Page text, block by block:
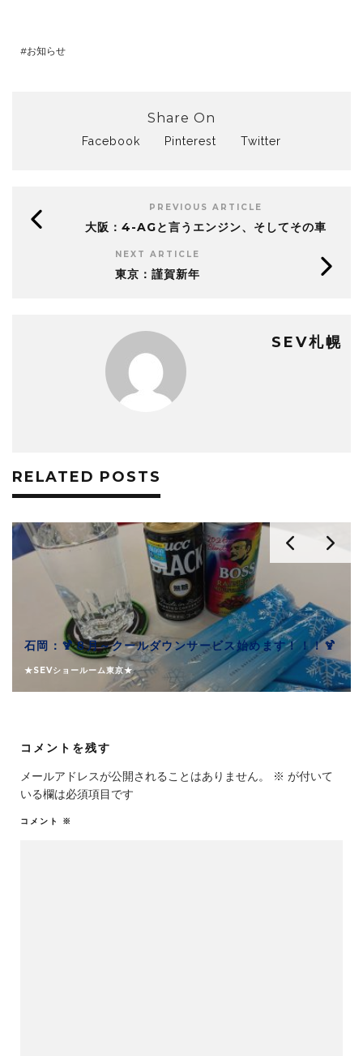
お知らせ
Share On
Facebook Pinterest Twitter
PREVIOUS ARTICLE
大阪：4-AGと言うエンジン、そしてその車
NEXT ARTICLE
東京：謹賀新年
SEV札幌
RELATED POSTS
石岡：🍹８月～クールダウンサービス始めます！！！🍹
★SEVショールーム東京★
コメントを残す
メールアドレスが公開されることはありません。 ※ が付いて
いる欄は必須項目です
コメント ※